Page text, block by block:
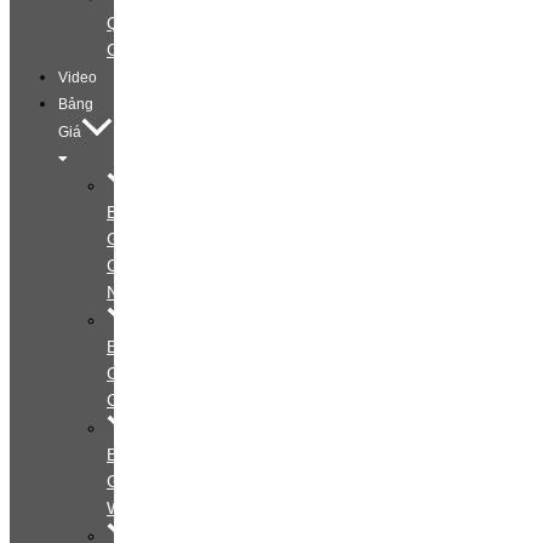
Quảng
Cáo
Video
Bảng
Giá
Bảng
Giá
Cá
Nhân
Bảng
Giá
Couple
Bảng
Giá
Wedding